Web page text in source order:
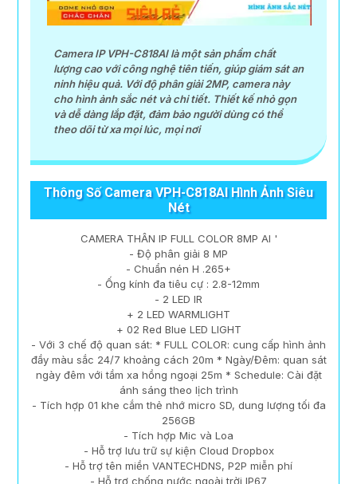
Camera IP VPH-C818AI là một sản phẩm chất
lượng cao với công nghệ tiên tiến, giúp giám sát an
ninh hiệu quả. Với độ phân giải 2MP, camera này
cho hình ảnh sắc nét và chi tiết. Thiết kế nhỏ gọn
và dễ dàng lắp đặt, đảm bảo người dùng có thể
theo dõi từ xa mọi lúc, mọi nơi
Thông Số Camera VPH-C818AI Hình Ảnh Siêu
Nét
CAMERA THÂN IP FULL COLOR 8MP AI '
- Độ phân giải 8 MP
- Chuẩn nén H .265+
- Ống kính đa tiêu cự : 2.8-12mm
- 2 LED IR
+ 2 LED WARMLIGHT
+ 02 Red Blue LED LIGHT
- Với 3 chế độ quan sát: * FULL COLOR: cung cấp hình ảnh
đầy màu sắc 24/7 khoảng cách 20m * Ngày/Đêm: quan sát
ngày đêm với tầm xa hồng ngoại 25m * Schedule: Cài đặt
ánh sáng theo lịch trình
- Tích hợp 01 khe cắm thẻ nhớ micro SD, dung lượng tối đa
256GB
- Tích hợp Mic và Loa
- Hỗ trợ lưu trữ sự kiện Cloud Dropbox
- Hỗ trợ tên miền VANTECHDNS, P2P miễn phí
- Hỗ trợ chống nước ngoài trời IP67